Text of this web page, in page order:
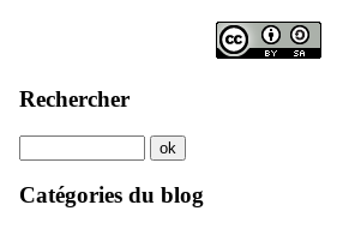
Rechercher
Catégories du blog